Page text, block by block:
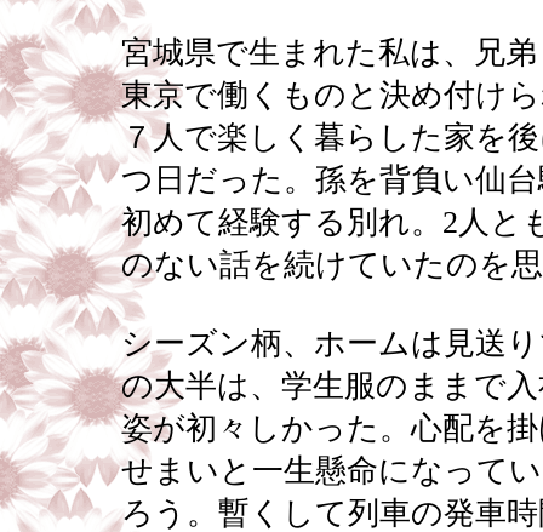
宮城県で生まれた私は、兄
東京で働くものと決め付け
７人で楽しく暮らした家を
つ日だった。孫を背負い仙
初めて経験する別れ。2人と
のない話を続けていたのを
シーズン柄、ホームは見送
の大半は、学生服のままで
姿が初々しかった。心配を
せまいと一生懸命になって
ろう。暫くして列車の発車